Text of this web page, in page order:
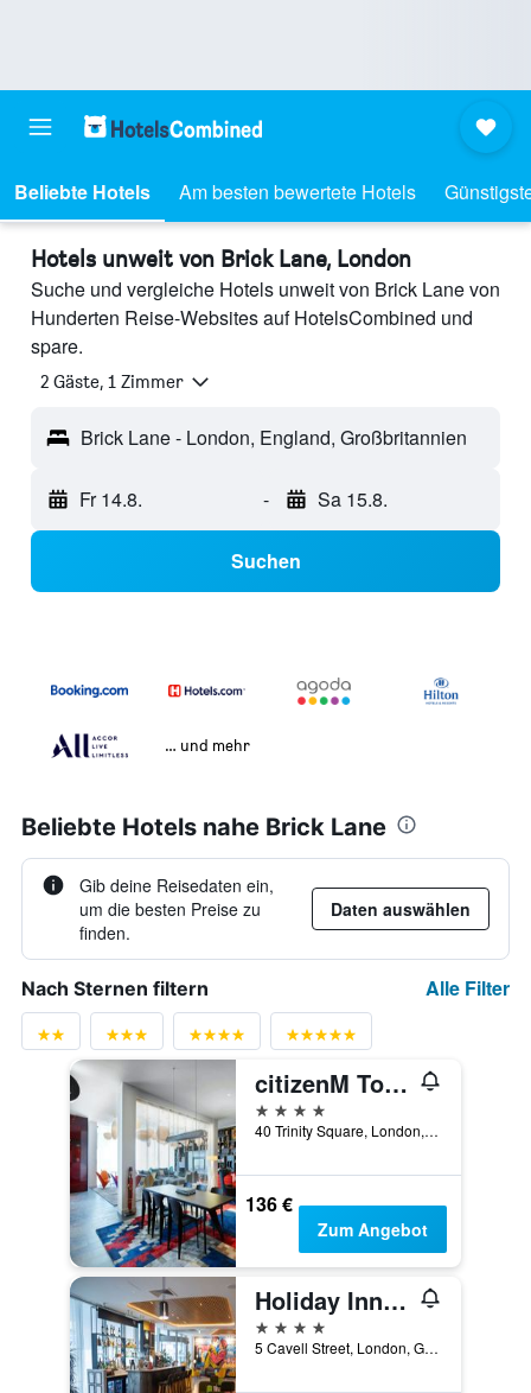
Beliebte Hotels Am besten bewertete Hotels
Hotels unweit von Brick Lane, London
Suche und vergleiche Hotels unweit von Brick Lane von
Hunderten Reise-Websites auf HotelsCombined und
spare.
2 Gäste, 1 Zimmer
Brick Lane - London, England, Großbritannien
Fr 14.8. - Sa 15.8.
Suchen
… und mehr
Beliebte Hotels nahe Brick Lane
Gib deine Reisedaten ein,
um die besten Preise zu
finden.
Daten auswählen
Nach Sternen filtern Alle Filter
citizenM Tower of London
4 Sterne
40 Trinity Square, London, Großbritannien
136 €
Zum Angebot
Holiday Inn London - Whitechapel By IHG
4 Sterne
5 Cavell Street, London, Großbritannien